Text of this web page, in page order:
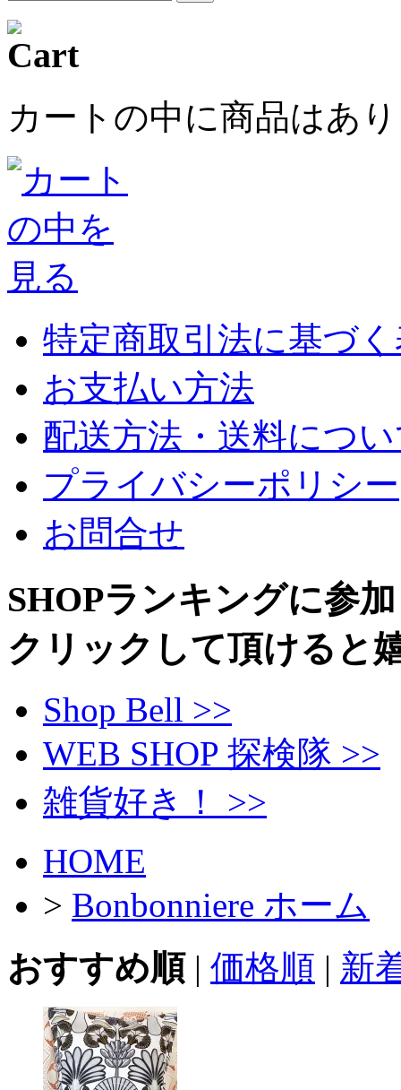
カートの中に商品はあ
特定商取引法に基づ
お支払い方法
配送方法・送料につ
プライバシーポリシー
お問合せ
SHOPランキングに参
クリックして頂けると
Shop Bell >>
WEB SHOP 探検隊 >>
雑貨好き！ >>
HOME
> Bonbonniere ホーム
おすすめ順| 価格順 | 新